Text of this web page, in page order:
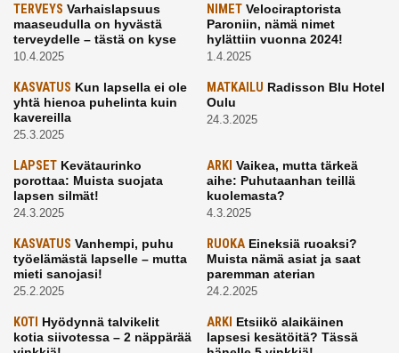
TERVEYS Varhaislapsuus
maaseudulla on hyvästä
terveydelle – tästä on kyse
10.4.2025
NIMETVelociraptorista
Paroniin, nämä nimet
hylättiin vuonna 2024!
1.4.2025
KASVATUS Kun lapsella ei ole
yhtä hienoa puhelinta kuin
kavereilla
25.3.2025
MATKAILU Radisson Blu Hotel
Oulu
24.3.2025
LAPSET Kevätaurinko
porottaa: Muista suojata
lapsen silmät!
24.3.2025
ARKI Vaikea, mutta tärkeä
aihe: Puhutaanhan teillä
kuolemasta?
4.3.2025
KASVATUS Vanhempi, puhu
työelämästä lapselle – mutta
mieti sanojasi!
25.2.2025
RUOKAEineksiä ruoaksi?
Muista nämä asiat ja saat
paremman aterian
24.2.2025
KOTI Hyödynnä talvikelit
kotia siivotessa – 2 näppärää
ARKI Etsiikö alaikäinen
lapsesi kesätöitä? Tässä